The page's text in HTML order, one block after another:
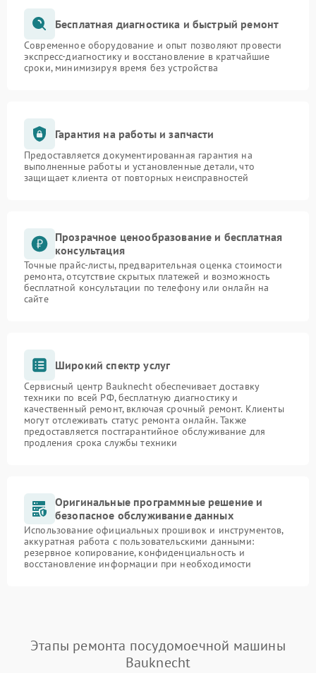
Бесплатная диагностика и быстрый ремонт
Современное оборудование и опыт позволяют провести
экспресс-диагностику и восстановление в кратчайшие
сроки, минимизируя время без устройства
Гарантия на работы и запчасти
Предоставляется документированная гарантия на
выполненные работы и установленные детали, что
защищает клиента от повторных неисправностей
Прозрачное ценообразование и бесплатная
консультация
Точные прайс-листы, предварительная оценка стоимости
ремонта, отсутствие скрытых платежей и возможность
бесплатной консультации по телефону или онлайн на
сайте
Широкий спектр услуг
Сервисный центр Bauknecht обеспечивает доставку
техники по всей РФ, бесплатную диагностику и
качественный ремонт, включая срочный ремонт. Клиенты
могут отслеживать статус ремонта онлайн. Также
предоставляется постгарантийное обслуживание для
продления срока службы техники
Оригинальные программные решение и
безопасное обслуживание данных
Использование официальных прошивок и инструментов,
аккуратная работа с пользовательскими данными:
резервное копирование, конфиденциальность и
восстановление информации при необходимости
Этапы ремонта посудомоечной машины
Bauknecht